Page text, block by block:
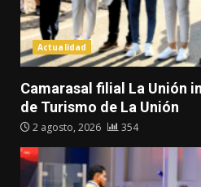
Actualidad
Camarasal filial La Unión
de Turismo de La Unión
2 agosto, 2026 354